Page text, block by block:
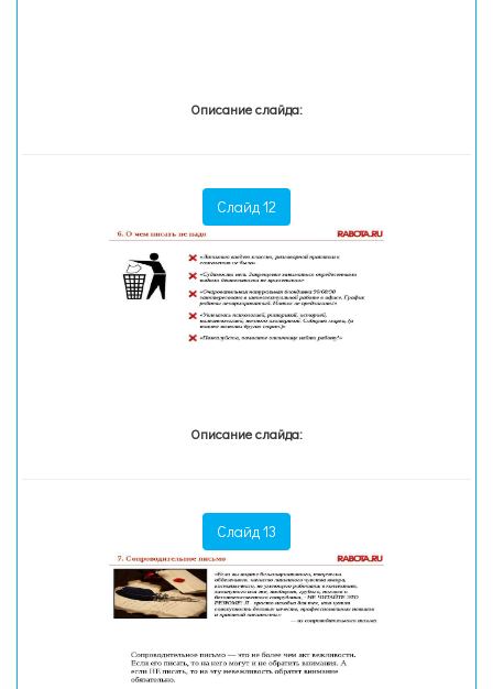
Описание слайда:
Слайд 12
Описание слайда:
Слайд 13